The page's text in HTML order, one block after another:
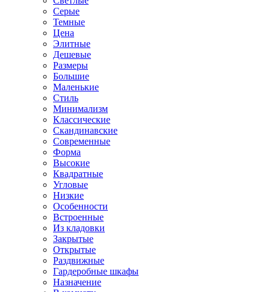
Серые
Темные
Цена
Элитные
Дешевые
Размеры
Большие
Маленькие
Стиль
Минимализм
Классические
Скандинавские
Современные
Форма
Высокие
Квадратные
Угловые
Низкие
Особенности
Встроенные
Из кладовки
Закрытые
Открытые
Раздвижные
Гардеробные шкафы
Назначение